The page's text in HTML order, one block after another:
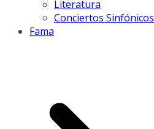
Literatura
Conciertos Sinfónicos
Fama